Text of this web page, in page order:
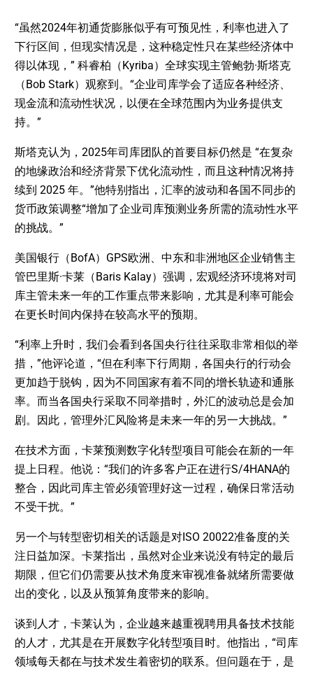
“虽然2024年初通货膨胀似乎有可预见性，利率也进入了
下行区间，但现实情况是，这种稳定性只在某些经济体中
得以体现，” 科睿柏（Kyriba）全球实现主管鲍勃·斯塔克
（Bob Stark）观察到。“企业司库学会了适应各种经济、
现金流和流动性状况，以便在全球范围内为业务提供支
持。”
斯塔克认为，2025年司库团队的首要目标仍然是 “在复杂
的地缘政治和经济背景下优化流动性，而且这种情况将持
续到 2025 年。”他特别指出，汇率的波动和各国不同步的
货币政策调整“增加了企业司库预测业务所需的流动性水平
的挑战。”
美国银行（BofA）GPS欧洲、中东和非洲地区企业销售主
管巴里斯·卡莱（Baris Kalay）强调，宏观经济环境将对司
库主管未来一年的工作重点带来影响，尤其是利率可能会
在更长时间内保持在较高水平的预期。
“利率上升时，我们会看到各国央行往往采取非常相似的举
措，”他评论道，“但在利率下行周期，各国央行的行动会
更加趋于脱钩，因为不同国家有着不同的增长轨迹和通胀
率。而当各国央行采取不同举措时，外汇的波动总是会加
剧。因此，管理外汇风险将是未来一年的另一大挑战。”
在技术方面，卡莱预测数字化转型项目可能会在新的一年
提上日程。他说：“我们的许多客户正在进行S/4HANA的
整合，因此司库主管必须管理好这一过程，确保日常活动
不受干扰。”
另一个与转型密切相关的话题是对ISO 20022准备度的关
注日益加深。卡莱指出，虽然对企业来说没有特定的最后
期限，但它们仍需要从技术角度来审视准备就绪所需要做
出的变化，以及从预算角度带来的影响。
谈到人才，卡莱认为，企业越来越重视聘用具备技术技能
的人才，尤其是在开展数字化转型项目时。他指出，“司库
领域每天都在与技术发生着密切的联系。但问题在于，是